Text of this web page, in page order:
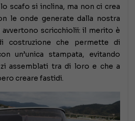
scafo si inclina, ma non ci crea
le onde generate dalla nostra
scricchiolii: il merito è
costruzione che permette di
un’unica stampata, evitando
assemblati tra di loro e che a
creare fastidi.